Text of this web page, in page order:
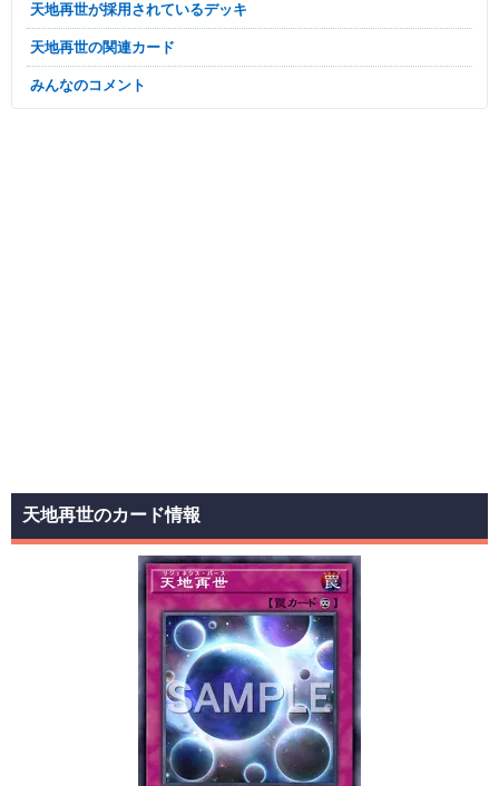
天地再世が採用されているデッキ
天地再世の関連カード
みんなのコメント
天地再世のカード情報